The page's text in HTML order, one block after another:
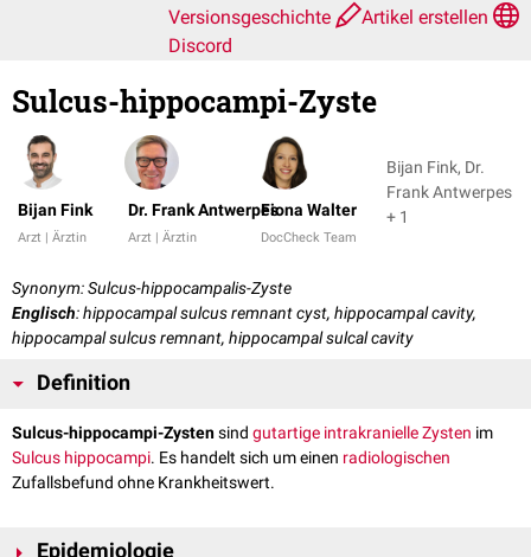
Versionsgeschichte
Artikel erstellen
Discord
Sulcus-hippocampi-Zyste
Bijan Fink
Arzt | Ärztin
Dr. Frank Antwerpes
Arzt | Ärztin
Fiona Walter
DocCheck Team
Bijan Fink, Dr.
Frank Antwerpes
+ 1
Synonym: Sulcus-hippocampalis-Zyste
Englisch: hippocampal sulcus remnant cyst, hippocampal cavity,
hippocampal sulcus remnant, hippocampal sulcal cavity
Definition
Sulcus-hippocampi-Zystensind gutartige intrakranielleZysten im
Sulcus hippocampi. Es handelt sich um einen radiologischen
Zufallsbefund ohne Krankheitswert.
Epidemiologie